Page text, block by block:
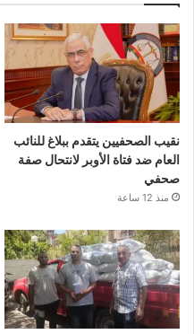
نقيب الصحفيين يتقدم ببلاغ للنائب
العام ضد فتاة الأوبر لانتحال صفة
صحفي
منذ 12 ساعة